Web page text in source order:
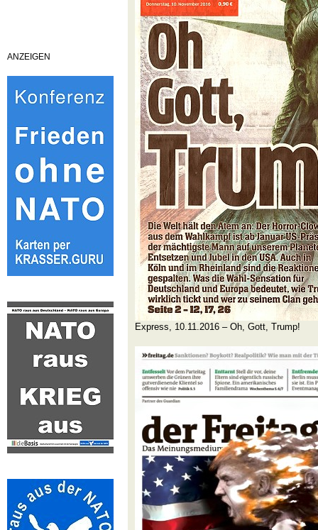
ANZEIGEN
Express, 10.11.2016 – Oh, Gott, Trump!